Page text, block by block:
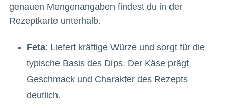
genauen Mengenangaben findest du in der
Rezeptkarte unterhalb.
Feta: Liefert kräftige Würze und sorgt für die
typische Basis des Dips. Der Käse prägt
Geschmack und Charakter des Rezepts
deutlich.